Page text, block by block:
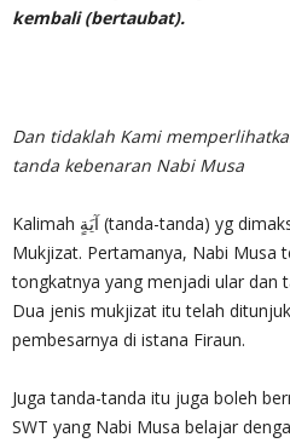
kembali (bertaubat).
Dan tidaklah Kami
tanda kebenaran Nabi Musa
‎Kalimah آيَةٍ (tanda-tanda) yg dimaksudkan dalam ayat ini adalah
Mukjizat. Pertamanya, Nabi Musa
tongkatnya yang menjadi ular dan
Dua jenis mukjizat itu telah
pembesarnya di istana Firaun.
Juga tanda-tanda itu juga boleh
SWT yang Nabi Musa belajar